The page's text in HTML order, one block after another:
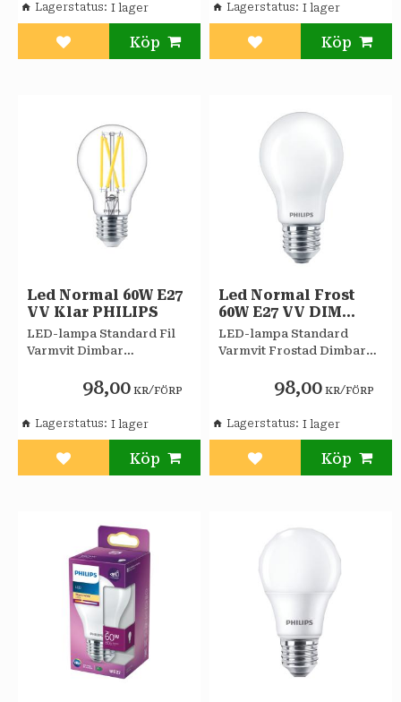
Lägg till i favoriter
Lagerstatus
Lägg till i favoriter
Lagerstatus
Led Normal 60W E27
VV Klar PHILIPS
LED-lampa Standard Fil
Varmvit Dimbar
98,00 KR/FÖRP
Lägg till i favoriter
Lagerstatus
Led Normal Frost
60W E27 VV DIM
PHILIPS
LED-lampa Standard
Varmvit Frostad Dimbar
98,00 KR/FÖRP
Lägg till i favoriter
Lagerstatus